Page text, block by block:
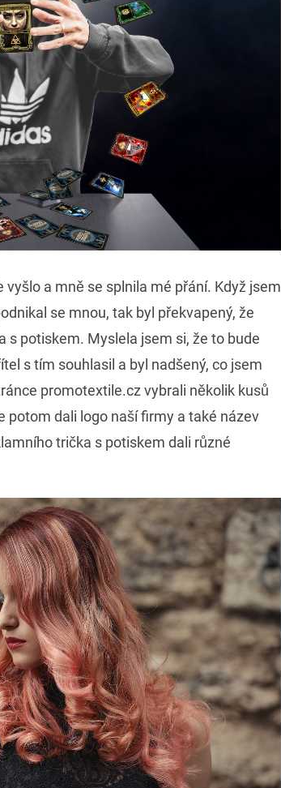
a mně se splnila mé přání. Když jsem
se mnou, tak byl překvapený, že
s potiskem. Myslela jsem si, že to bude
s tím souhlasil a byl nadšený, co jsem
promotextile.cz vybrali několik kusů
dali logo naší firmy a také název
trička s potiskem dali různé